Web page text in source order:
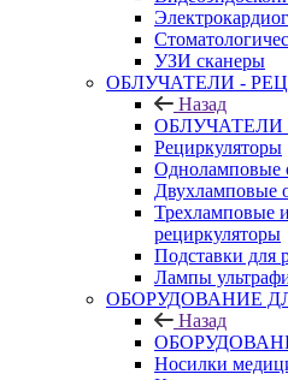
УЗИ сканеры
ОБЛУЧАТЕЛИ -
Назад
ОБЛУЧАТЕЛИ
Рециркуляторы
Одноламповые
Двухламповые
Трехламповые
рециркуляторы
Подставки для
Лампы
ОБОРУДОВАНИЕ
Назад
Носилки